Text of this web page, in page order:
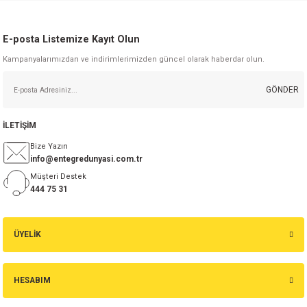
E-posta Listemize Kayıt Olun
Kampanyalarımızdan ve indirimlerimizden güncel olarak haberdar olun.
GÖNDER
ÜYELİK
HESABIM
İLETİŞİM
Bize Yazın
info@entegredunyasi.com.tr
Müşteri Destek
444 75 31